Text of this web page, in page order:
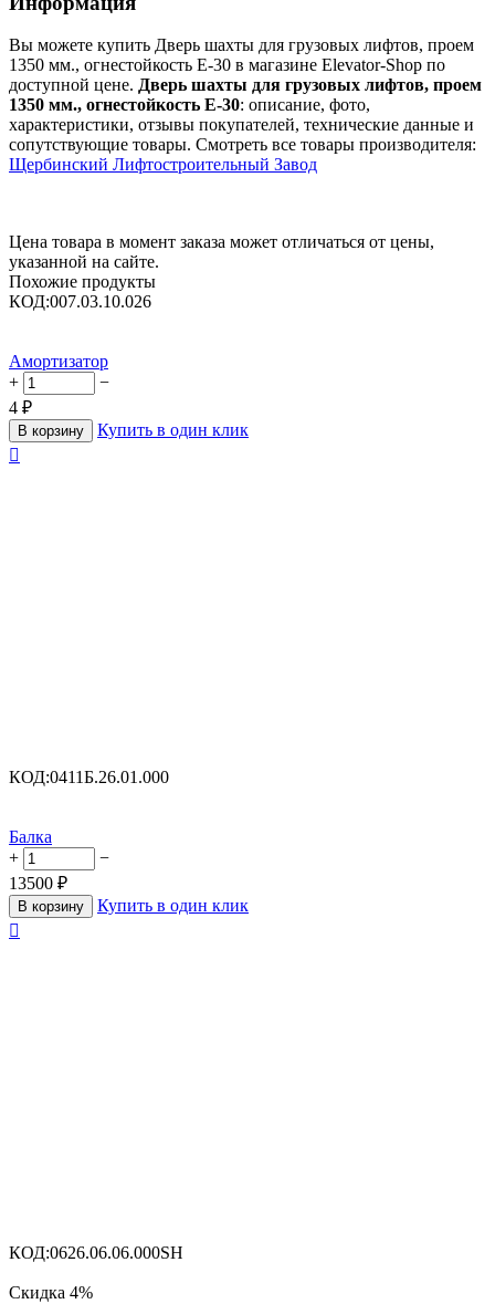
Вы можете купить Дверь шахты для грузовых лифтов, проем
1350 мм., огнестойкость Е-30 в магазине Elevator-Shop по
доступной цене. Дверь шахты для грузовых лифтов, проем
1350 мм., огнестойкость Е-30: описание, фото,
характеристики, отзывы покупателей, технические данные и
сопутствующие товары. Смотреть все товары производителя:
Щербинский Лифтостроительный Завод
Цена товара в момент заказа может отличаться от цены,
указанной на сайте.
Похожие продукты
КОД:007.03.10.026
Амортизатор
+
−
4 ₽
В корзину
Купить в один клик

КОД:0411Б.26.01.000
Балка
+
−
13500 ₽
В корзину
Купить в один клик

КОД:0626.06.06.000SH
Скидка 4%